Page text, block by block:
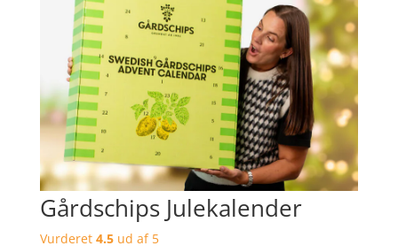
Gårdschips Julekalender
Vurderet 4.5ud af 5